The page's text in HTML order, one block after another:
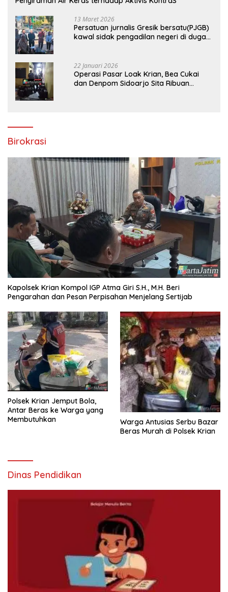
13 Maret 2026
Persatuan jurnalis Gresik bersatu(PJGB)
kawal sidak pengadilan negeri di duga
22 Januari 2026
Operasi Pasar Loak Krian, Bea Cukai
dan Denpom Sidoarjo Sita Ribuan
Birokrasi
Kapolsek Krian Kompol IGP Atma Giri S.H., M.H. Beri
Pengarahan dan Pesan Perpisahan Menjelang Sertijab
Polsek Krian Jemput Bola,
Antar Beras ke Warga yang
Membutuhkan
Warga Antusias Serbu Bazar
Beras Murah di Polsek Krian
Dinas Pendidikan